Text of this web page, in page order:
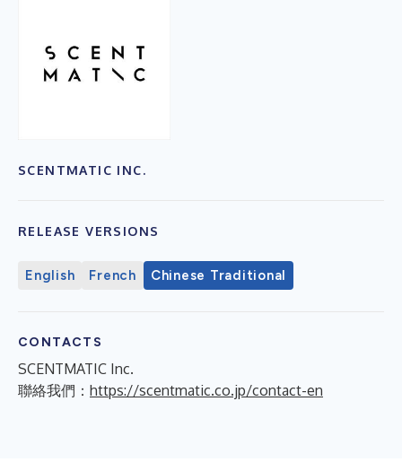
SCENTMATIC INC.
RELEASE VERSIONS
English French Chinese Traditional
CONTACTS
SCENTMATIC Inc.
聯絡我們： https://scentmatic.co.jp/contact-en